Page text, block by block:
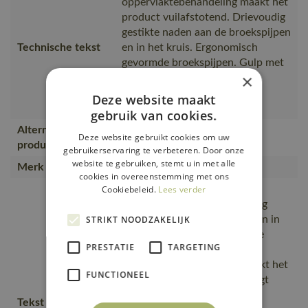
Technische tekst
product vuilafstotend. Drievoudig
gestikte naden aan de broekspijpen
en in het kruis. Ergonomisch
gevormde broekspijpen. Gulp met
Achterzakken met klep.
Dijbeenzakken met klep
Alternatieve
producten
16879-860
Merk MASCOT®
Tekst usp
Het product kan industrieel
gewassen worden., drievoudig
gestikte naden op de pijpen en in
het kruis voor een extra lange
levensduur., Slijtvaste, De
oppervlaktebehandeling maakt het
product vuilafstotend en zorgt
×
Deze website maakt
gebruik van cookies.
Deze website gebruikt cookies om uw
gebruikerservaring te verbeteren. Door onze
website te gebruiken, stemt u in met alle
cookies in overeenstemming met ons
Cookiebeleid. Lees verder
STRIKT NOODZAKELIJK
PRESTATIE TARGETING
FUNCTIONEEL